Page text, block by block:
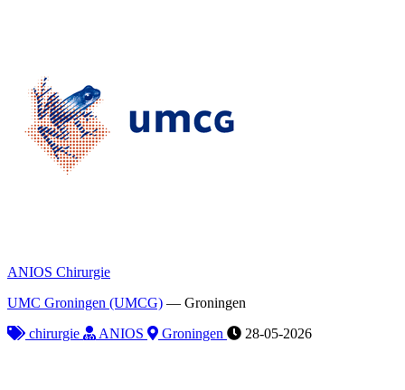
ANIOS Chirurgie
UMC Groningen (UMCG) — Groningen
chirurgie
ANIOS Groningen 28-05-2026